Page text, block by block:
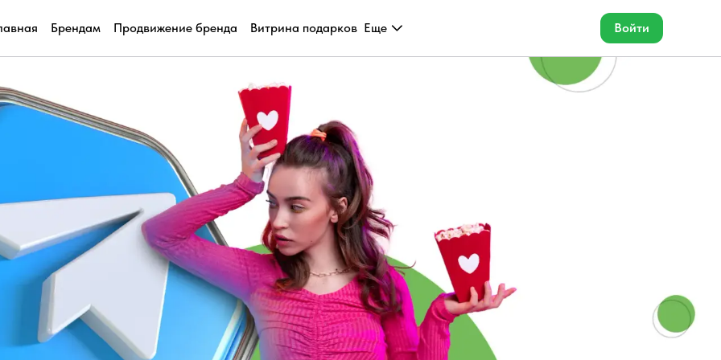
Брендам Продвижение бренда Витрина подарков Еще Войти